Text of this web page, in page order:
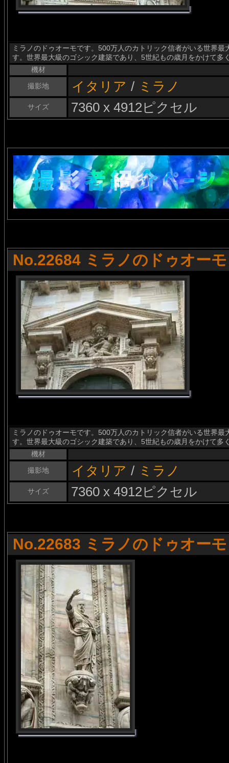
ミラノのドゥオーモです。500万人のカトリック信者がいる世界
す。世界最大級のゴシック建築であり、5世紀もの歳月をかけて多
機材
撮影地
イタリア / ミラノ
サイズ 7360 x 4912ピクセル
No.22684 ミラノのドゥオーモ
ミラノのドゥオーモです。500万人のカトリック信者がいる世界
す。世界最大級のゴシック建築であり、5世紀もの歳月をかけて多
機材
撮影地
イタリア / ミラノ
サイズ 7360 x 4912ピクセル
No.22683 ミラノのドゥオーモ